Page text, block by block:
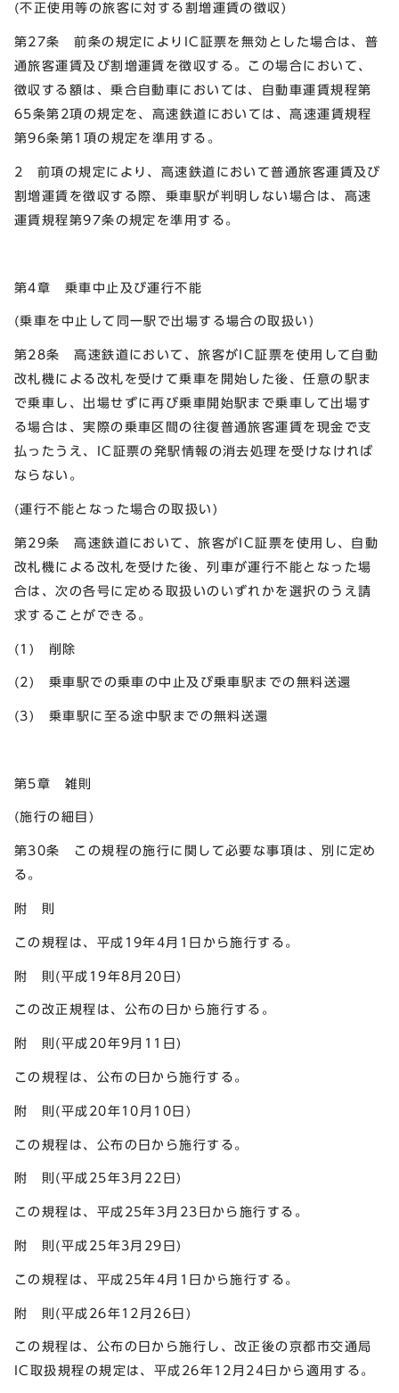
(不正使用等の旅客に対する割増運賃の徴収)
第27条 前条の規定によりIC証票を無効とした場合は、普
通旅客運賃及び割増運賃を徴収する。この場合において、
徴収する額は、乗合自動車においては、自動車運賃規程第
65条第2項の規定を、高速鉄道においては、高速運賃規程
第96条第1項の規定を準用する。
2 前項の規定により、高速鉄道において普通旅客運賃及び
割増運賃を徴収する際、乗車駅が判明しない場合は、高速
運賃規程第97条の規定を準用する。
第4章 乗車中止及び運行不能
(乗車を中止して同一駅で出場する場合の取扱い)
第28条 高速鉄道において、旅客がIC証票を使用して自動
改札機による改札を受けて乗車を開始した後、任意の駅ま
で乗車し、出場せずに再び乗車開始駅まで乗車して出場す
る場合は、実際の乗車区間の往復普通旅客運賃を現金で支
払ったうえ、IC証票の発駅情報の消去処理を受けなければ
ならない。
(運行不能となった場合の取扱い)
第29条 高速鉄道において、旅客がIC証票を使用し、自動
改札機による改札を受けた後、列車が運行不能となった場
合は、次の各号に定める取扱いのいずれかを選択のうえ請
求することができる。
(1) 削除
(2) 乗車駅での乗車の中止及び乗車駅までの無料送還
(3) 乗車駅に至る途中駅までの無料送還
第5章 雑則
(施行の細目)
第30条 この規程の施行に関して必要な事項は、別に定め
る。
附 則
この規程は、平成19年4月1日から施行する。
附 則(平成19年8月20日)
この改正規程は、公布の日から施行する。
附 則(平成20年9月11日)
この規程は、公布の日から施行する。
附 則(平成20年10月10日)
この規程は、公布の日から施行する。
附 則(平成25年3月22日)
この規程は、平成25年3月23日から施行する。
附 則(平成25年3月29日)
この規程は、平成25年4月1日から施行する。
附 則(平成26年12月26日)
この規程は、公布の日から施行し、改正後の京都市交通局
IC取扱規程の規定は、平成26年12月24日から適用する。